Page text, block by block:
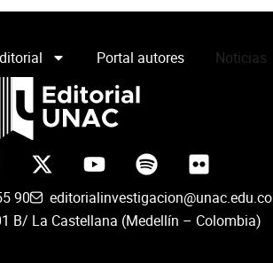
Portal autores Noticias
Y
o
u
t
S
p
o
t
F
l
i
c
90
editorialinvestigacion@unac.edu.co
B/ La Castellana (Medellín – Colombia)